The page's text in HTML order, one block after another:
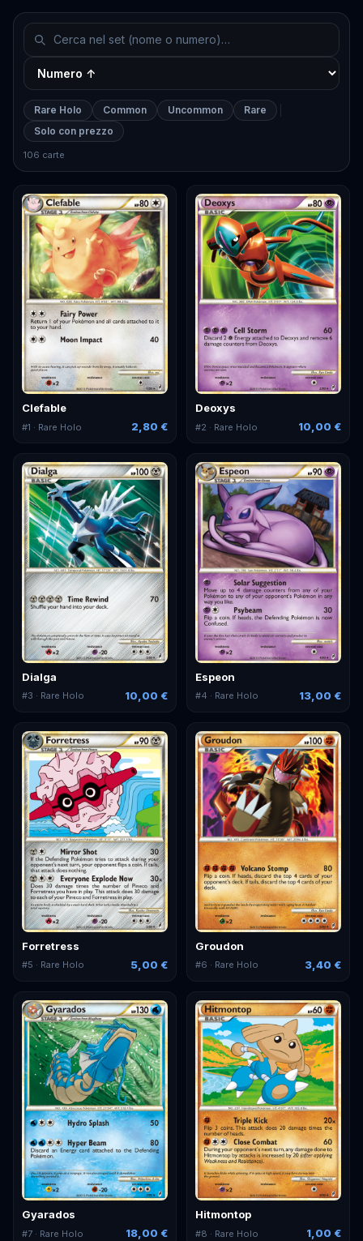
Rare Holo Common Uncommon
Rare
Solo con prezzo
106 carte
Clefable
#1 · Rare Holo 2,80 €
Deoxys
#2 · Rare Holo 10,00 €
Dialga
#3 · Rare Holo 10,00 €
Espeon
#4 · Rare Holo 13,00 €
Forretress
#5 · Rare Holo 5,00 €
Groudon
#6 · Rare Holo 3,40 €
Gyarados
#7 · Rare Holo 18,00 €
Hitmontop
#8 · Rare Holo 1,00 €